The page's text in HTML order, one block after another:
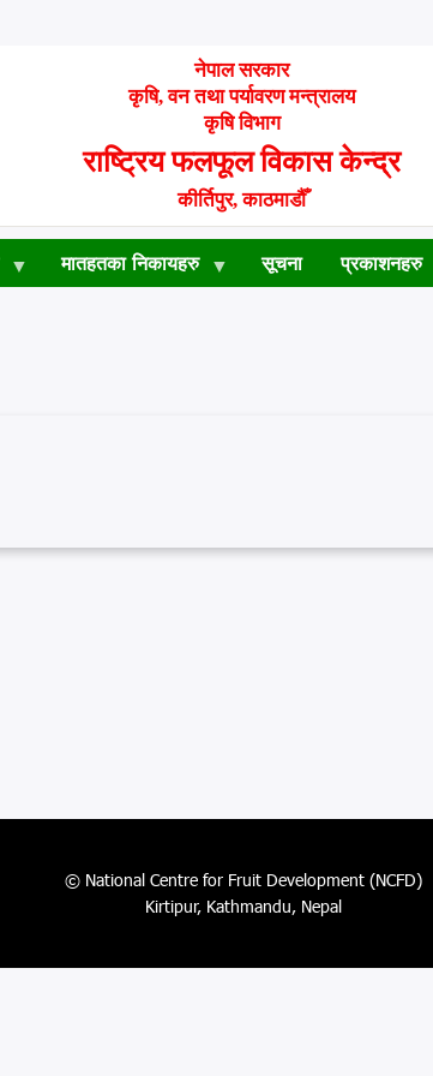
नेपाल सरकार
कृषि, वन तथा पर्यावरण मन्त्रालय
कृषि विभाग
राष्ट्रिय फलफूल विकास केन्द्र
कीर्तिपुर, काठमाडौँ
मातहतका निकायहरु सूचना प्रकाशनहरु
© National Centre for Fruit Development (NCFD)
Kirtipur, Kathmandu, Nepal